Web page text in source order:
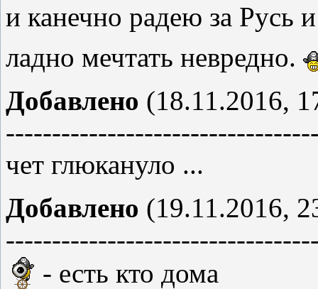
и канечно радею за Русь
ладно мечтать невредно.
Добавлено (18.11.2016,
чет глюкануло ...
Добавлено (19.11.2016,
- есть кто дома